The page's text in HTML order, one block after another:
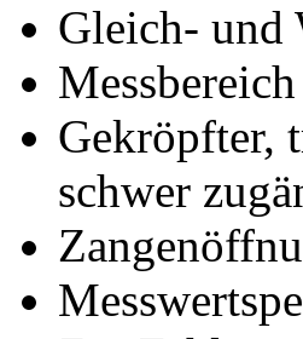
Gleich- und
Gekröpfter,
schwer